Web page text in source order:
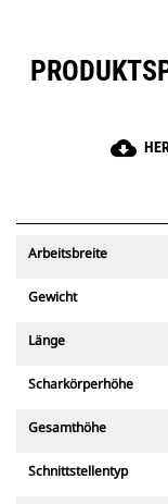
cloud_download
Arbeitsbreite
Gewicht
Länge
Scharkörperhöhe
Gesamthöhe
Schnittstellentyp